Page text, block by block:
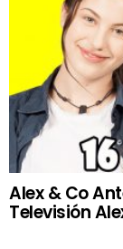
Alex & Co
Televisión